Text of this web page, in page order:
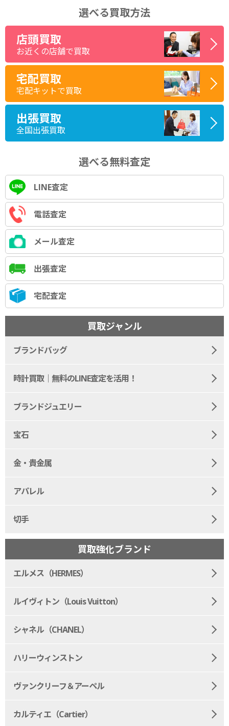
選べる買取方法
店頭買取
お近くの店舗で買取
宅配買取
宅配キットで買取
出張買取
全国出張買取
選べる無料査定
LINE査定
電話査定
メール査定
出張査定
宅配査定
買取ジャンル
ブランドバッグ
時計買取｜無料のLINE査定を活用！
ブランドジュエリー
宝石
金・貴金属
アパレル
切手
買取強化ブランド
エルメス（HERMES）
ルイヴィトン（Louis Vuitton）
シャネル（CHANEL）
ハリーウィンストン
ヴァンクリーフ＆アーペル
カルティエ（Cartier）